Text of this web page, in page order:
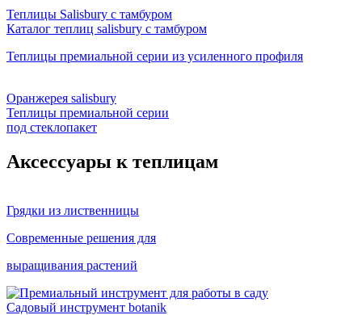
Теплицы Salisbury с тамбуром
Каталог теплиц salisbury с тамбуром
Теплицы премиальной серии из усиленного профиля
Оранжерея salisbury
Теплицы премиальной серии
под стеклопакет
Аксессуары к теплицам
Грядки из лиственницы
Современные решения для
выращивания растений
Садовый инструмент botanik